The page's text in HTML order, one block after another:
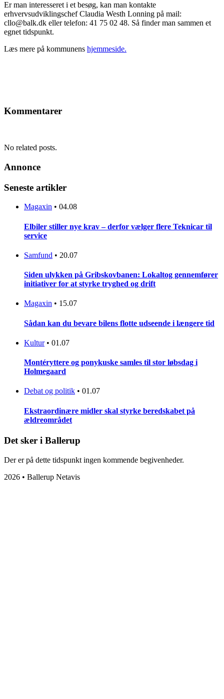
Er man interesseret i et besøg, kan man kontakte
erhvervsudviklingschef Claudia Westh Lonning på mail:
cllo@balk.dk eller telefon: 41 75 02 48. Så finder man sammen et
egnet tidspunkt.
Læs mere på kommunens hjemmeside.
Kommentarer
No related posts.
Annonce
Seneste artikler
Magaxin • 04.08
Elbiler stiller nye krav – derfor vælger flere Teknicar til
service
Samfund • 20.07
Siden ulykken på Gribskovbanen: Lokaltog gennemfører
initiativer for at styrke tryghed og drift
Magaxin • 15.07
Sådan kan du bevare bilens flotte udseende i længere tid
Kultur • 01.07
Montéryttere og ponykuske samles til stor løbsdag i
Holmegaard
Debat og politik • 01.07
Ekstraordinære midler skal styrke beredskabet på
ældreområdet
Det sker i Ballerup
Der er på dette tidspunkt ingen kommende begivenheder.
2026 • Ballerup Netavis